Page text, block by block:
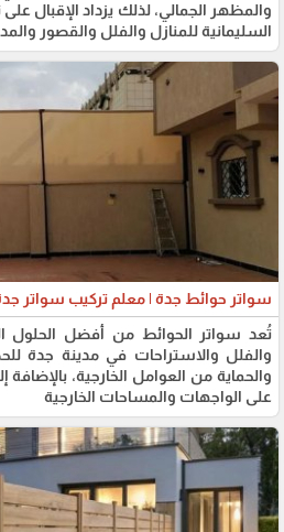
والمظهر الجمالي، لذلك يزداد الإقبال
السليمانية للمنازل والفلل والقصور
سواتر حوائط جدة | معلم تركيب سواتر
تُعد سواتر الحوائط من أفضل الحلول
والفلل والاستراحات في مدينة جدة
والحماية من العوامل الخارجية،
على الواجهات والمساحات الخارجية